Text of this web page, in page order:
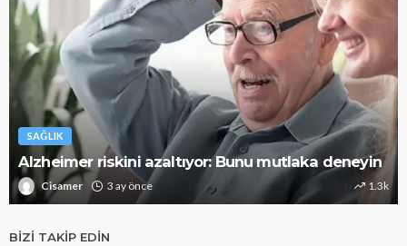
SAĞLIK
Alzheimer riskini azaltıyor: Bunu mutlaka deneyin
Cisamer 3 ay önce 1.3k
BIZI TAKIP EDIN